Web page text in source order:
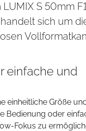
S 50mm
sich um
einfache und
einheitliche Größe
Bedienung oder
Fokus zu